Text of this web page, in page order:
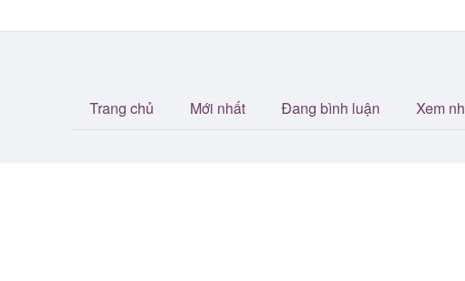
Trang chủ Mới nhất Đang bình luận Xem